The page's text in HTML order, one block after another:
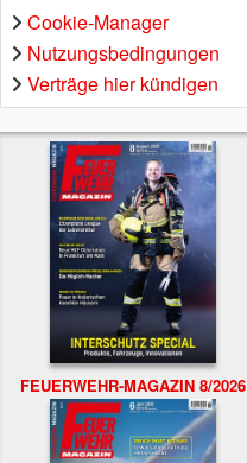
Cookie-Manager
Nutzungsbedingungen
Verträge hier kündigen
FEUERWEHR-MAGAZIN 8/2026